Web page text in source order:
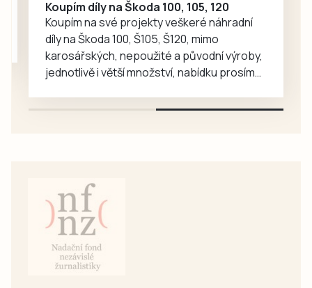
představí
mnohem…
Koupím díly na Škoda 100, 105, 120
Koupím na své projekty veškeré náhradní
díly na Škoda 100, Š105, Š120, mimo
karosářských, nepoužité a původní výroby,
jednotlivě i větší množství, nabídku prosím